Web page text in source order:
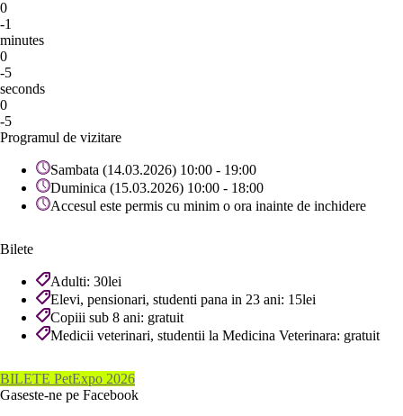
0
-1
minutes
0
-5
seconds
0
-5
Programul de vizitare
Sambata (14.03.2026) 10:00 - 19:00
Duminica (15.03.2026) 10:00 - 18:00
Accesul este permis cu minim o ora inainte de inchidere
Bilete
Adulti: 30lei
Elevi, pensionari, studenti pana in 23 ani: 15lei
Copiii sub 8 ani: gratuit
Medicii veterinari, studentii la Medicina Veterinara: gratuit
BILETE PetExpo 2026
Gaseste-ne pe Facebook